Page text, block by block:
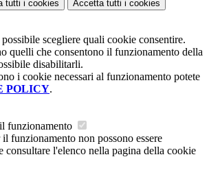
tutti i cookies Accetta tutti i cookies
scegliere quali cookie consentire.
quelli che consentono il funzionamento della
disabilitarli.
i cookie necessari al funzionamento potete
POLICY.
funzionamento
funzionamento non possono essere
consultare l'elenco nella pagina della cookie